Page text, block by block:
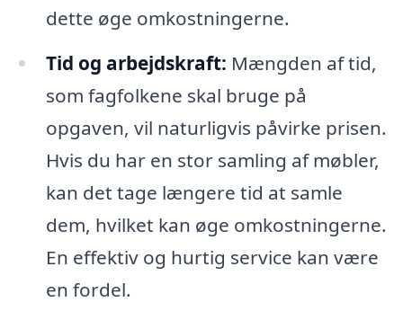
dette øge omkostningerne.
Tid og arbejdskraft: Mængden af tid,
som fagfolkene skal bruge på
opgaven, vil naturligvis påvirke prisen.
Hvis du har en stor samling af møbler,
kan det tage længere tid at samle
dem, hvilket kan øge omkostningerne.
En effektiv og hurtig service kan være
en fordel.